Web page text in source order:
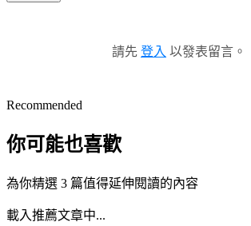
請先 登入 以發表留言。
Recommended
你可能也喜歡
為你精選 3 篇值得延伸閱讀的內容
載入推薦文章中...